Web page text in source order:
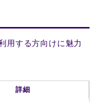
用する方向けに魅力
詳細